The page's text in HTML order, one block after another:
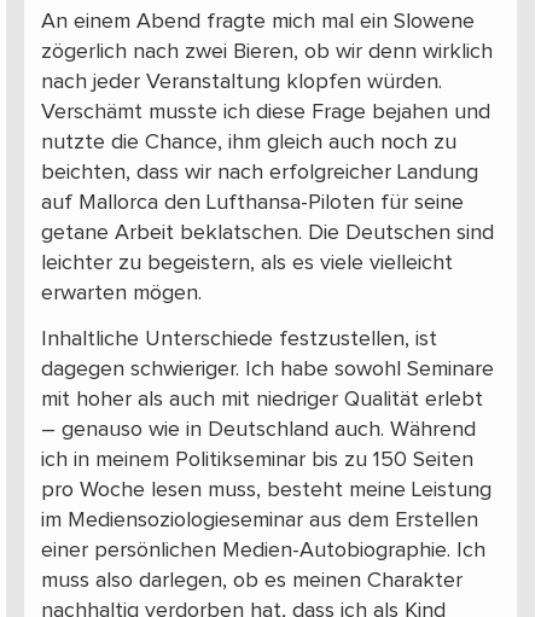
An einem Abend fragte mich mal ein Slowene
zögerlich nach zwei Bieren, ob wir denn wirklich
nach jeder Veranstaltung klopfen würden.
Verschämt musste ich diese Frage bejahen und
nutzte die Chance, ihm gleich auch noch zu
beichten, dass wir nach erfolgreicher Landung
auf Mallorca den Lufthansa-Piloten für seine
getane Arbeit beklatschen. Die Deutschen sind
leichter zu begeistern, als es viele vielleicht
erwarten mögen.
Inhaltliche Unterschiede festzustellen, ist
dagegen schwieriger. Ich habe sowohl Seminare
mit hoher als auch mit niedriger Qualität erlebt
– genauso wie in Deutschland auch. Während
ich in meinem Politikseminar bis zu 150 Seiten
pro Woche lesen muss, besteht meine Leistung
im Mediensoziologieseminar aus dem Erstellen
einer persönlichen Medien-Autobiographie. Ich
muss also darlegen, ob es meinen Charakter
nachhaltig verdorben hat, dass ich als Kind